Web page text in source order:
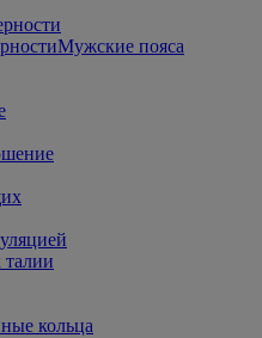
Мужские пояса
кольца